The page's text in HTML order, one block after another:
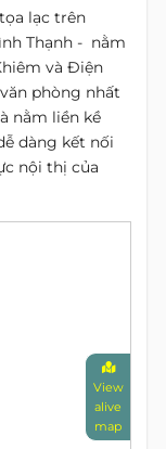
tọa lạc trên
Thạnh - nằm
và Điện
phòng nhất
nằm liền kề
dàng kết nối
nội thị của
View
alive
map